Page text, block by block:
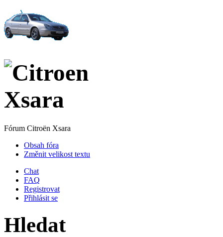
Fórum Citroën Xsara
Obsah fóra
Změnit velikost textu
Chat
FAQ
Registrovat
Přihlásit se
Hledat